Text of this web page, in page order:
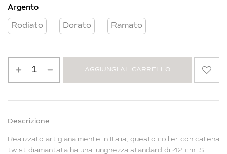
Argento
Rodiato Dorato Ramato
AGGIUNGI AL CARRELLO
Descrizione
Realizzato artigianalmente in Italia, questo collier con catena
twist diamantata ha una lunghezza standard di 42 cm. Si